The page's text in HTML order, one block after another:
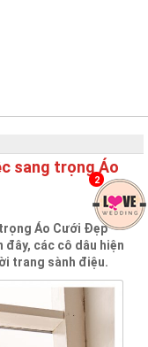
sang trọng Áo
Áo Cưới Đẹp
đây, các cô dâu hiện
trang sành điệu.
2